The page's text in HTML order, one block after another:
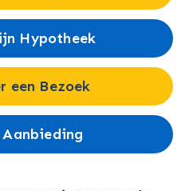
Hypotheek
een Bezoek
Aanbieding